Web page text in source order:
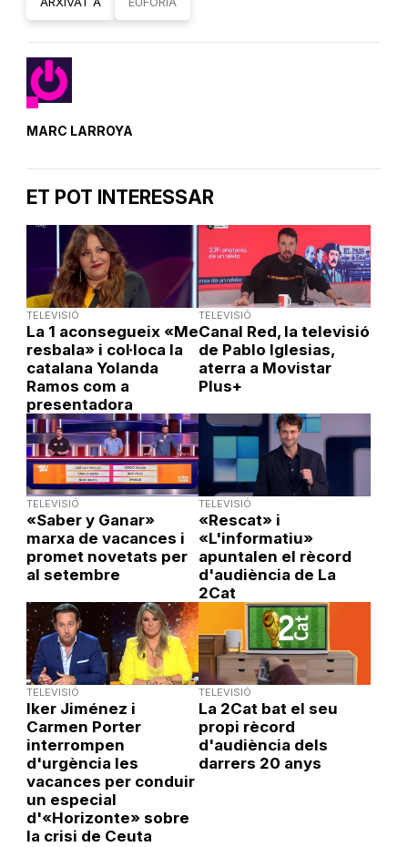
MARC LARROYA
ET POT INTERESSAR
TELEVISIÓ
La 1 aconsegueix «Me
resbala» i col·loca la
catalana Yolanda
Ramos com a
presentadora
TELEVISIÓ
Canal Red, la televisió
de Pablo Iglesias,
aterra a Movistar
Plus+
TELEVISIÓ
«Saber y Ganar»
marxa de vacances i
promet novetats per
al setembre
TELEVISIÓ
«Rescat» i
«L'informatiu»
apuntalen el rècord
d'audiència de La
2Cat
TELEVISIÓ
Iker Jiménez i
Carmen Porter
interrompen
d'urgència les
vacances per conduir
un especial
d'«Horizonte» sobre
la crisi de Ceuta
TELEVISIÓ
La 2Cat bat el seu
propi rècord
d'audiència dels
darrers 20 anys